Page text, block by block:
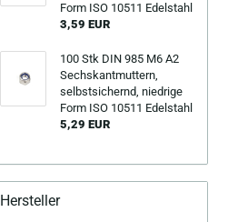
Form ISO 10511 Edel­stahl
3,59 EUR
100 Stk DIN 985 M6 A2
Sechs­kant­mut­tern,
selbst­si­chernd, nied­ri­ge
Form ISO 10511 Edel­stahl
5,29 EUR
Hersteller